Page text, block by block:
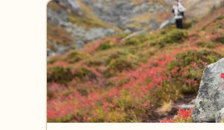
Turtips fra Haukeliseter